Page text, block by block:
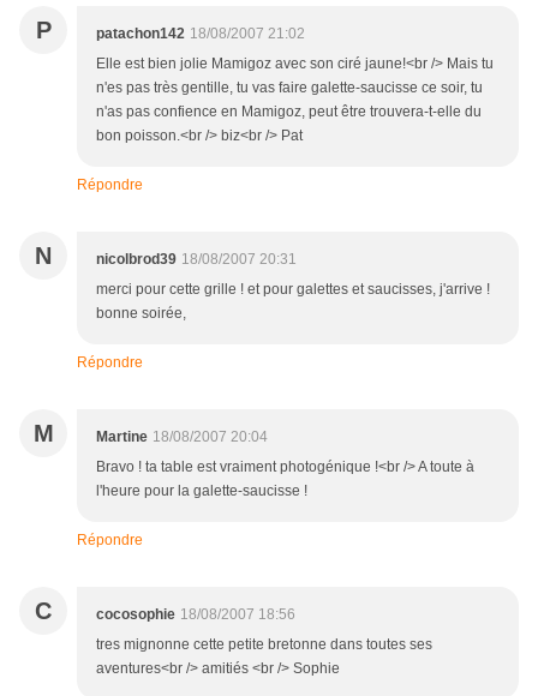
P patachon142 18/08/2007 21:02
Elle est bien jolie Mamigoz avec son ciré jaune!<br /> Mais tu
n'es pas très gentille, tu vas faire galette-saucisse ce soir, tu
n'as pas confience en Mamigoz, peut être trouvera-t-elle du
bon poisson.<br /> biz<br /> Pat
Répondre
N nicolbrod39 18/08/2007 20:31
merci pour cette grille ! et pour galettes et saucisses, j'arrive !
bonne soirée,
Répondre
M Martine 18/08/2007 20:04
Bravo ! ta table est vraiment photogénique !<br /> A toute à
l'heure pour la galette-saucisse !
Répondre
C cocosophie 18/08/2007 18:56
tres mignonne cette petite bretonne dans toutes ses
aventures<br /> amitiés <br /> Sophie